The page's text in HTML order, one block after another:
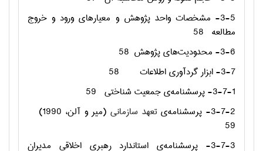
3-5- مشخصات واحد پژوهش و معیارهای ورود و خروج
مطالعه 58
3-6- محدودیت‌های پژوهش
58
3-7- ابزار گردآوری اطلاعات
58
3-7-1- پرسشنامه‌ی جمعیت شناختی
59
3-7-2- پرسشنامه‌ی
تعهد سازمانی(میر و آلن، 1990)
59
3-7-3- پرسشنامه‌ی استاندارد رهبري اخلاقي مديران